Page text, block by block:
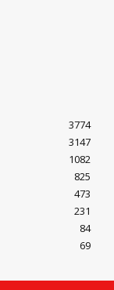
3774
3147
1082
825
473
231
84
69